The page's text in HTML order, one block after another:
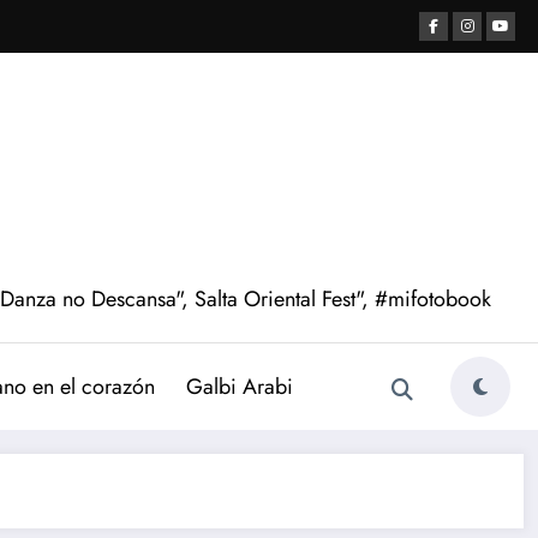
no Descansa", Salta Oriental Fest", #mifotobook
en el corazón Galbi Arabi